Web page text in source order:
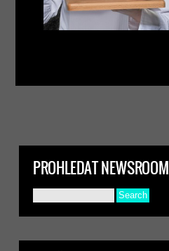
PROHLEDAT NEWSROOM